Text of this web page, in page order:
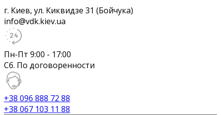
г. Киев, ул. Киквидзе 31 (Бойчука)
info@vdk.kiev.ua
Пн-Пт 9:00 - 17:00
Сб. По договоренности
+38 096 888 72 88
+38 067 103 11 88